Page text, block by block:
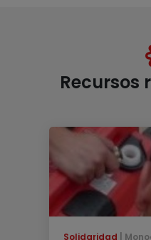
Recursos
Solidaridad